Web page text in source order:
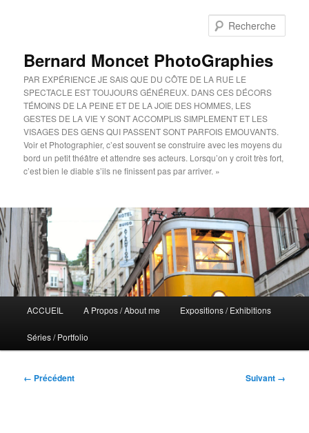
Bernard Moncet PhotoGraphies
PAR EXPÉRIENCE JE SAIS QUE DU CÔTE DE LA RUE LE
SPECTACLE EST TOUJOURS GÉNÉREUX. DANS CES DÉCORS
TÉMOINS DE LA PEINE ET DE LA JOIE DES HOMMES, LES
GESTES DE LA VIE Y SONT ACCOMPLIS SIMPLEMENT ET LES
VISAGES DES GENS QUI PASSENT SONT PARFOIS EMOUVANTS.
Voir et Photographier, c’est souvent se construire avec les moyens du
bord un petit théâtre et attendre ses acteurs. Lorsqu’on y croit très fort,
c’est bien le diable s’ils ne finissent pas par arriver. »
principal
ACCUEIL A Propos / About me Expositions / Exhibitions
Séries / Portfolio
Navigation
← Précédent Suivant →